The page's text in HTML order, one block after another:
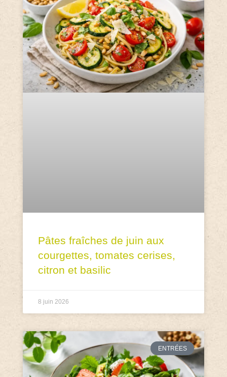
Pâtes fraîches de juin aux
courgettes, tomates cerises,
citron et basilic
8 juin 2026
ENTRÉES